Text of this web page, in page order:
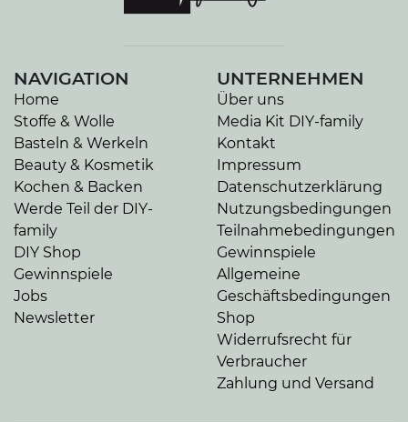
NAVIGATION
Home
Stoffe & Wolle
Basteln & Werkeln
Beauty & Kosmetik
Kochen & Backen
Werde Teil der DIY-
family
DIY Shop
Gewinnspiele
Jobs
Newsletter
UNTERNEHMEN
Über uns
Media Kit DIY-family
Kontakt
Impressum
Datenschutzerklärung
Nutzungsbedingungen
Teilnahmebedingungen
Gewinnspiele
Allgemeine
Geschäftsbedingungen
Shop
Widerrufsrecht für
Verbraucher
Zahlung und Versand